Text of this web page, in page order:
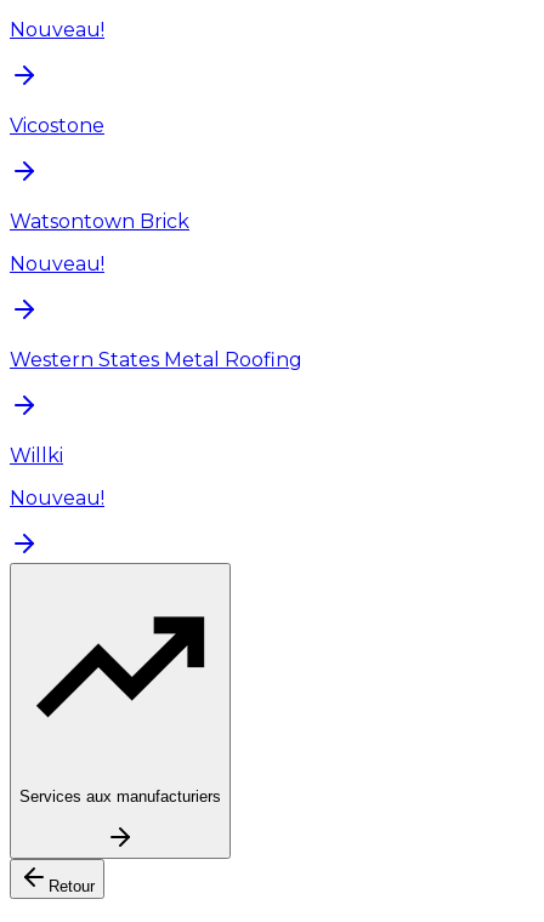
Nouveau!
Vicostone
Watsontown Brick
Nouveau!
Western States Metal Roofing
Willki
Nouveau!
Services aux manufacturiers
Retour